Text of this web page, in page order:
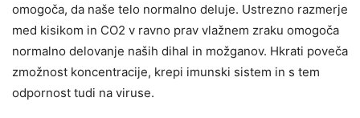
omogoča, da naše telo normalno deluje. Ustrezno razmerje
med kisikom in CO2 v ravno prav vlažnem zraku omogoča
normalno delovanje naših dihal in možganov. Hkrati poveča
zmožnost koncentracije, krepi imunski sistem in s tem
odpornost tudi na viruse.